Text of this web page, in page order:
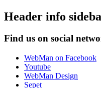
Header info
Find us on social
WebMan on Facebook
Youtube
WebMan Design
Sepet